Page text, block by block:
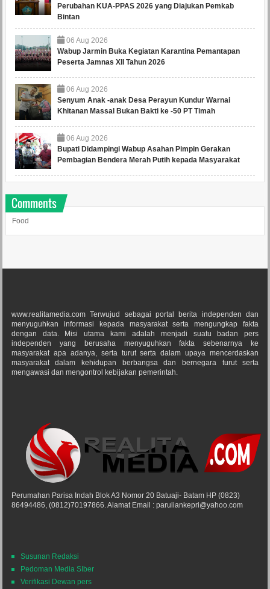
Perubahan KUA-PPAS 2026 yang Diajukan Pemkab
Bintan
06 Aug 2026
Wabup Jarmin Buka Kegiatan Karantina Pemantapan
Peserta Jamnas XII Tahun 2026
06 Aug 2026
Senyum Anak -anak Desa Perayun Kundur Warnai
Khitanan Massal Bukan Bakti ke -50 PT Timah
06 Aug 2026
Bupati Didampingi Wabup Asahan Pimpin Gerakan
Pembagian Bendera Merah Putih kepada Masyarakat
Comments
Food
www.realitamedia.com Terwujud sebagai portal berita independen dan
menyuguhkan informasi kepada masyarakat serta mengungkap fakta
dengan data. Misi utama kami adalah menjadi suatu badan pers
independen yang berusaha menyuguhkan fakta sebenarnya ke
masyarakat apa adanya, serta turut serta dalam upaya mencerdaskan
masyarakat dalam kehidupan berbangsa dan bernegara turut serta
mengawasi dan mengontrol kebijakan pemerintah.
Perumahan Parisa Indah Blok A3 Nomor 20 Batuaji- Batam HP (0823)
86494486, (0812)70197866. Alamat Email : paruliankepri@yahoo.com
Susunan Redaksi
Pedoman Media SIber
Verifikasi Dewan pers